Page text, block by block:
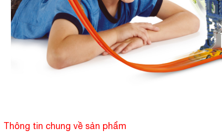
Thông tin chung về sản phẩm